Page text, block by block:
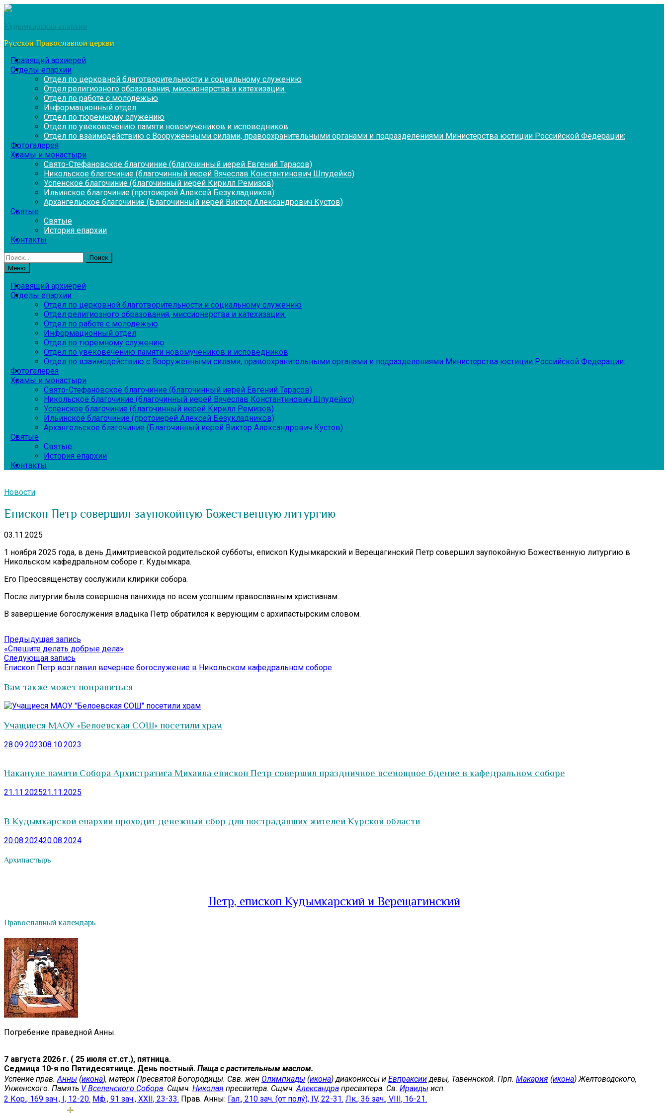
Перейти
содержимому
Кудымкарская епархия
Русской Православной церкви
Правящий архиерей
Отделы епархии
Отдел по церковной благотворительности и социальному служению
Отдел религиозного образования, миссионерства и катехизации:
Отдел по работе с молодежью
Информационный отдел
Отдел по тюремному служению
Отдел по увековечению памяти новомучеников и исповедников
Отдел по взаимодействию с Вооруженными силами, правоохранительными органами и подразделениями Министерства юстиции Российской Федерации:
Фотогалерея
Храмы и монастыри
Свято-Стефановское благочиние (благочинный иерей Евгений Тарасов)
Никольское благочиние (благочинный иерей Вячеслав Константинович Шпудейко)
Успенское благочиние (благочинный иерей Кирилл Ремизов)
Ильинское благочиние (протоиерей Алексей Безукладников)
Архангельское благочиние (Благочинный иерей Виктор Александрович Кустов)
Святые
Святые
История епархии
Контакты
Найти:
Меню
Правящий архиерей
Отделы епархии
Отдел по церковной благотворительности и социальному служению
Отдел религиозного образования, миссионерства и катехизации:
Отдел по работе с молодежью
Информационный отдел
Отдел по тюремному служению
Отдел по увековечению памяти новомучеников и исповедников
Отдел по взаимодействию с Вооруженными силами, правоохранительными органами и подразделениями Министерства юстиции Российской Федерации:
Фотогалерея
Храмы и монастыри
Свято-Стефановское благочиние (благочинный иерей Евгений Тарасов)
Никольское благочиние (благочинный иерей Вячеслав Константинович Шпудейко)
Успенское благочиние (благочинный иерей Кирилл Ремизов)
Ильинское благочиние (протоиерей Алексей Безукладников)
Архангельское благочиние (Благочинный иерей Виктор Александрович Кустов)
Святые
Святые
История епархии
Контакты
Новости
Епископ Петр совершил заупокойную Божественную литургию
03.11.2025
1 ноября 2025 года, в день Димитриевской родительской субботы, епископ Кудымкарский и Верещагинский Петр совершил заупокойную Божественную литургию в
Никольском кафедральном соборе г. Кудымкара.
Его Преосвященству сослужили клирики собора.
После литургии была совершена панихида по всем усопшим православным христианам.
В завершение богослужения владыка Петр обратился к верующим с архипастырским словом.
Навигация
по
записям
Предыдущая запись
запись:
«Спешите делать добрые дела»
Следующая запись
запись:
Епископ Петр возглавил вечернее богослужение в Никольском кафедральном соборе
Вам также может понравиться
Учащиеся МАОУ «Белоевская СОШ» посетили храм
28.09.202308.10.2023
Накануне памяти Собора Архистратига Михаила епископ Петр совершил праздничное всенощное бдение в кафедральном соборе
21.11.202521.11.2025
В Кудымкарской епархии проходит денежный сбор для пострадавших жителей Курской области
20.08.202420.08.2024
Архипастырь
Петр, епископ Кудымкарский и Верещагинский
Православный календарь
Погребение праведной Анны.
7 августа 2026 г. ( 25 июля ст.ст.), пятница.
Седмица 10-я по Пятидесятнице. День постный. Пища с растительным маслом.
Успение прав. Анны (икона), матери Пресвятой Богородицы. Свв. жен Олимпиады (икона) диакониссы и Евпраксии девы, Тавеннской. Прп. Макария (икона) Желтоводского,
Унженского. Память V Вселенского Собора. Сщмч. Николая пресвитера. Сщмч. Александра пресвитера. Св. Ираиды исп.
2 Кор., 169 зач., I, 12-20. Мф., 91 зач., XXII, 23-33. Прав. Анны: Гал., 210 зач. (от полу́), IV, 22-31. Лк., 36 зач., VIII, 16-21.